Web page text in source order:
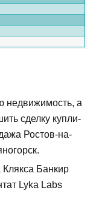
недвижимость, а
сделку купли-
Ростов-на-
Банкир
Lyka Labs